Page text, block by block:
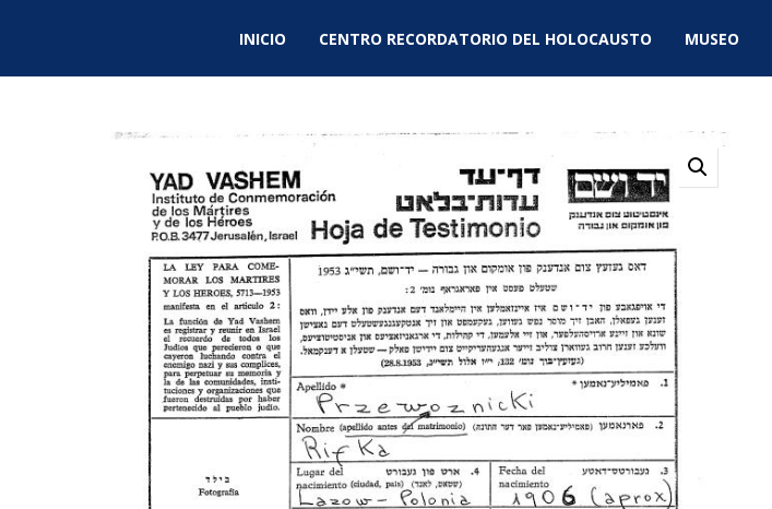
INICIO CENTRO RECORDATORIO DEL HOLOCAUSTO MUSEO